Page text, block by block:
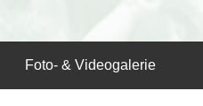
Foto- & Videogalerie